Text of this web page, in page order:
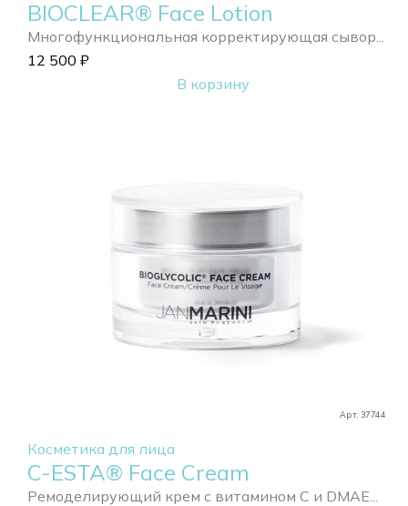
BIOCLEAR® Face Lotion
Многофункциональная корректирующая сывор...
12 500 ₽
В корзину
Арт. 37744
Косметика для лица
C-ESTA® Face Cream
Ремоделирующий крем с витамином С и DMAE...